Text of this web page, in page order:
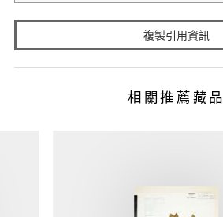
複製引用資訊
相關推薦藏品